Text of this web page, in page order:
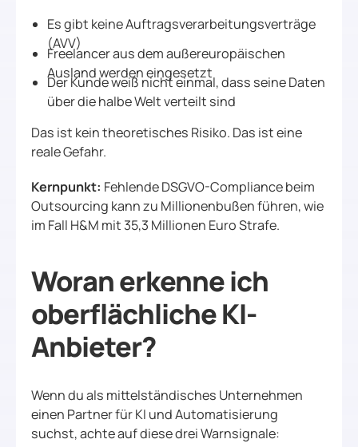
Es gibt keine Auftragsverarbeitungsverträge
(AVV)
Freelancer aus dem außereuropäischen
Ausland werden eingesetzt
Der Kunde weiß nicht einmal, dass seine Daten
über die halbe Welt verteilt sind
Das ist kein theoretisches Risiko. Das ist eine
reale Gefahr.
Kernpunkt: Fehlende DSGVO-Compliance beim
Outsourcing kann zu Millionenbußen führen, wie
im Fall H&M mit 35,3 Millionen Euro Strafe.
Woran erkenne ich
oberflächliche KI-
Anbieter?
Wenn du als mittelständisches Unternehmen
einen Partner für KI und Automatisierung
suchst, achte auf diese drei Warnsignale: